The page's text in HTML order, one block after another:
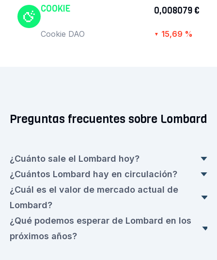
COOKIE
Cookie DAO
0,008079 €
▼ 15,69 %
Preguntas frecuentes sobre Lombard
¿Cuánto sale el Lombard hoy?
El precio actual de Lombard es en este momento
de 0,0968 €. Se trata de un una disminuciön del
▼ 3,3 % por ciento con respecto a ayer.
¿Cuántos Lombard hay en circulación?
Hoy en día hay Lombard 343.125.000 en
uno.
¿Cuál es el valor de mercado actual de
Lombard?
El valor de mercado actual de hoy es de
33.857.084,00 €.
¿Qué podemos esperar de Lombard en los
próximos años?